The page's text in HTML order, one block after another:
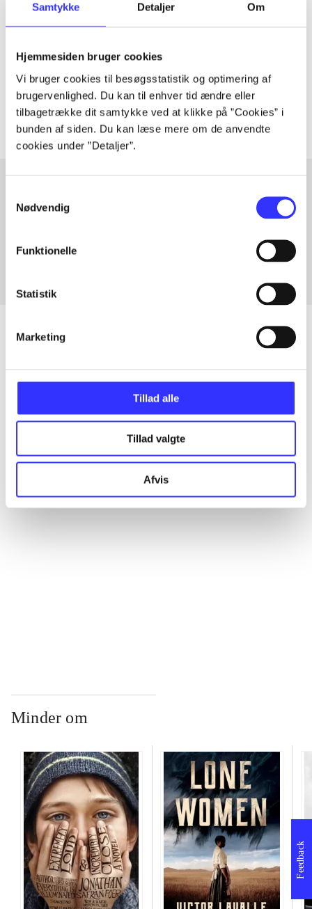
Samtykke Detaljer Om
Hjemmesiden bruger cookies
Vi bruger cookies til besøgsstatistik og optimering af
brugervenlighed. Du kan til enhver tid ændre eller
tilbagetrække dit samtykke ved at klikke på ”Cookies” i
bunden af siden. Du kan læse mere om de anvendte
cookies under ”Detaljer”.
Nødvendig
Funktionelle
Statistik
Marketing
Tillad alle
Tillad valgte
Afvis
Artiklen er en del af
lorem ipsum dolor sit amet ...
Artiklerne i handler ofte om
Artikler med samme emner
Alle registrerede artikler fordelt på udgivelser
Minder om
Feedback